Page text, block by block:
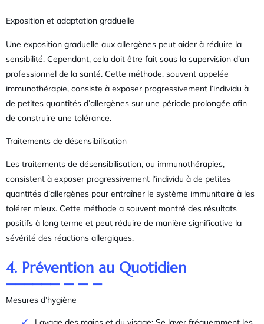
Exposition et adaptation graduelle
Une exposition graduelle aux allergènes peut aider à réduire la
sensibilité. Cependant, cela doit être fait sous la supervision d’un
professionnel de la santé. Cette méthode, souvent appelée
immunothérapie, consiste à exposer progressivement l’individu à
de petites quantités d’allergènes sur une période prolongée afin
de construire une tolérance.
Traitements de désensibilisation
Les traitements de désensibilisation, ou immunothérapies,
consistent à exposer progressivement l’individu à de petites
quantités d’allergènes pour entraîner le système immunitaire à les
tolérer mieux. Cette méthode a souvent montré des résultats
positifs à long terme et peut réduire de manière significative la
sévérité des réactions allergiques.
4. Prévention au Quotidien
Mesures d’hygiène